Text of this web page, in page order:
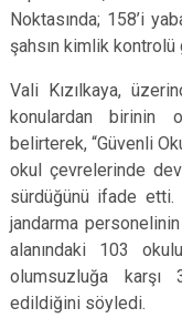
Noktasında; 158’i
şahsın kimlik
Vali Kızılkaya,
konulardan birinin
belirterek, “Güvenli
okul çevrelerinde
sürdüğünü ifade
jandarma
alanındaki 103
olumsuzluğa
edildiğini söyledi.